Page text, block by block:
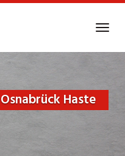
Osnabrück Haste